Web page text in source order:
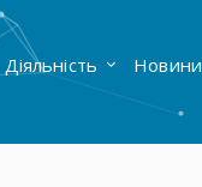
Діяльність Новини